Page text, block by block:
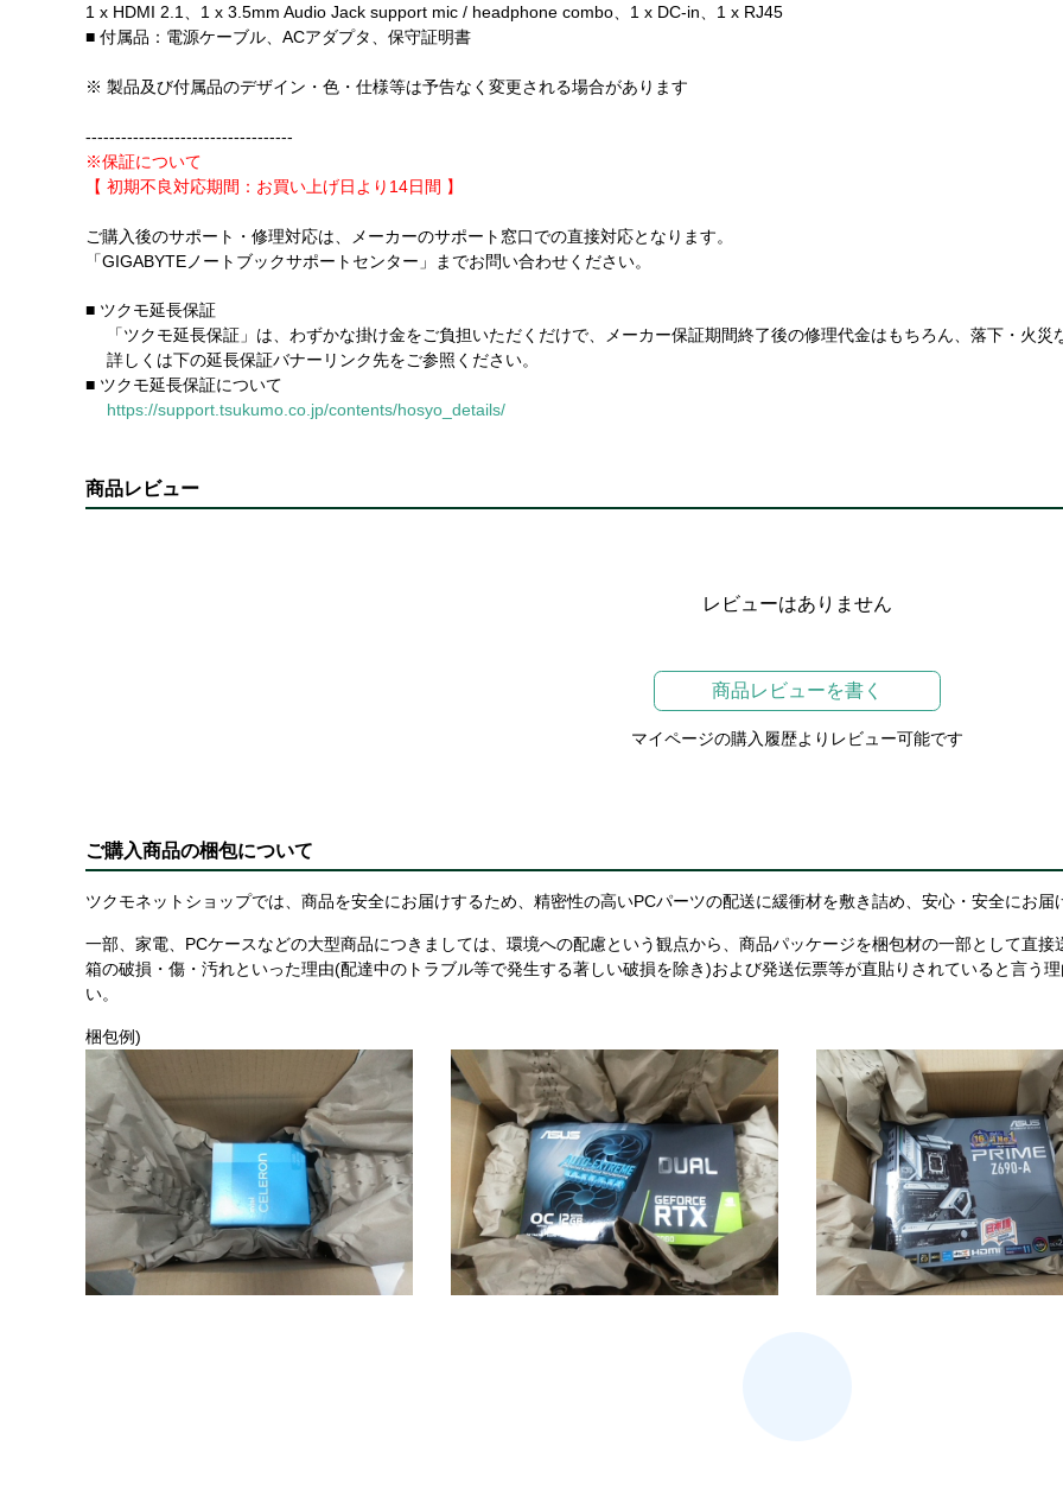
1 x HDMI 2.1、1 x 3.5mm Audio Jack support mic / headphone combo、1 x DC-in、1 x RJ45
■ 付属品：電源ケーブル、ACアダプタ、保守証明書
※ 製品及び付属品のデザイン・色・仕様等は予告なく変更される場合があります
-----------------------------------
※保証について
【 初期不良対応期間：お買い上げ日より14日間 】
ご購入後のサポート・修理対応は、メーカーのサポート窓口での直接対応となります。
「GIGABYTEノートブックサポートセンター」までお問い合わせください。
■ ツクモ延長保証
「ツクモ延長保証」は、わずかな掛け金をご負担いただくだけで、メーカー保証期間終了後の修理代金はもちろん、落下・火災
詳しくは下の延長保証バナーリンク先をご参照ください。
■ ツクモ延長保証について
https://support.tsukumo.co.jp/contents/hosyo_details/
商品レビュー
レビューはありません
商品レビューを書く
マイページの購入履歴よりレビュー可能です
ご購入商品の梱包について
ツクモネットショップでは、商品を安全にお届けするため、精密性の高いPCパーツの配送に緩衝材を敷き詰め、安心・安全にお
一部、家電、PCケースなどの大型商品につきましては、環境への配慮という観点から、商品パッケージを梱包材の一部として直
箱の破損・傷・汚れといった理由(配達中のトラブル等で発生する著しい破損を除き)および発送伝票等が直貼りされていると言う
い。
梱包例)